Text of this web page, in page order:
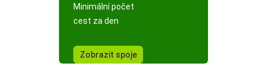
Minimální počet
cest za den
Zobrazit spoje